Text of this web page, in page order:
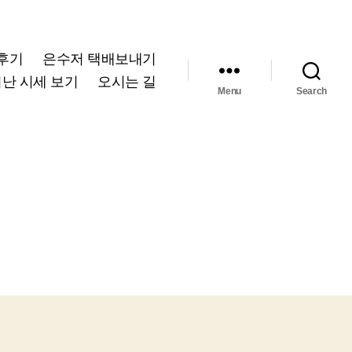
기
은수저 택배보내기
시세 보기
오시는 길
Menu Search